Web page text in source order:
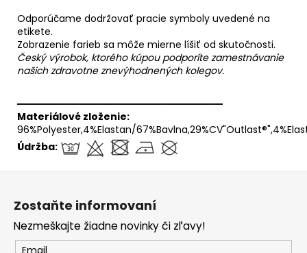
Odporúčame dodržovať pracie symboly uvedené na
etikete.
Zobrazenie farieb sa môže mierne líšiť od skutočnosti.
Český výrobok, ktorého kúpou podporíte zamestnávanie
našich zdravotne znevýhodnených kolegov.
══════════════════════════════
Materiálové zloženie:
96%Polyester,4%Elastan/
Údržba:
Zostaňte informovaní
Nezmeškajte žiadne novinky či zľavy!
Email